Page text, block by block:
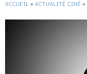
ACCUEIL » ACTUALITÉ CINÉ »